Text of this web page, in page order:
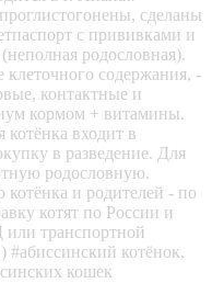
сделаны
с прививками и
родословная).
клеточного содержания, -
контактные и
кормом + витамины.
входит в
в разведение. Для
родословную.
и родителей - по
котят по России и
транспортной
котёнок,
кошек